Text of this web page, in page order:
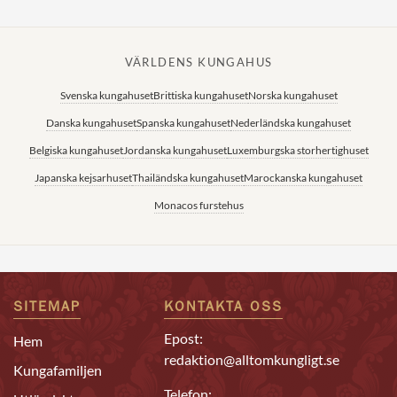
VÄRLDENS KUNGAHUS
Svenska kungahusetBrittiska kungahusetNorska kungahuset
Danska kungahusetSpanska kungahusetNederländska kungahuset
Belgiska kungahusetJordanska kungahusetLuxemburgska storhertighuset
Japanska kejsarhusetThailändska kungahusetMarockanska kungahuset
Monacos furstehus
SITEMAP
Hem
Kungafamiljen
KONTAKTA OSS
Epost:
redaktion@alltomkungligt.se